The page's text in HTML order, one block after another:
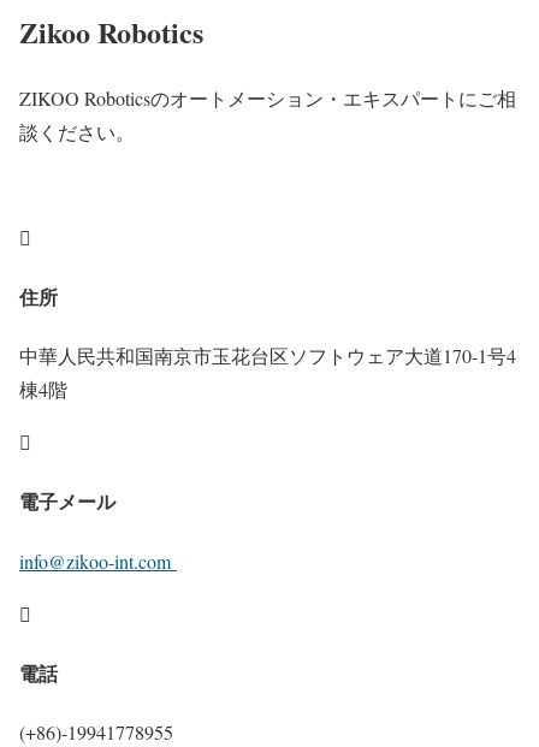
Zikoo Robotics
ZIKOO Roboticsのオートメーション・エキスパートにご相
談ください。

住所
中華人民共和国南京市玉花台区ソフトウェア大道170-1号4
棟4階

電子メール
info@zikoo-int.com

電話
(+86)-19941778955